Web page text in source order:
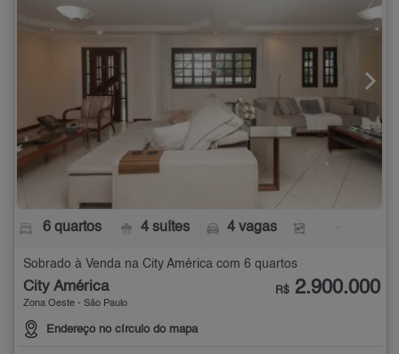
6 quartos 4 suítes 4 vagas
Sobrado à Venda na City América com 6 quartos
City América
Zona Oeste - São Paulo
Endereço no círculo do mapa
R$ 2.900.000